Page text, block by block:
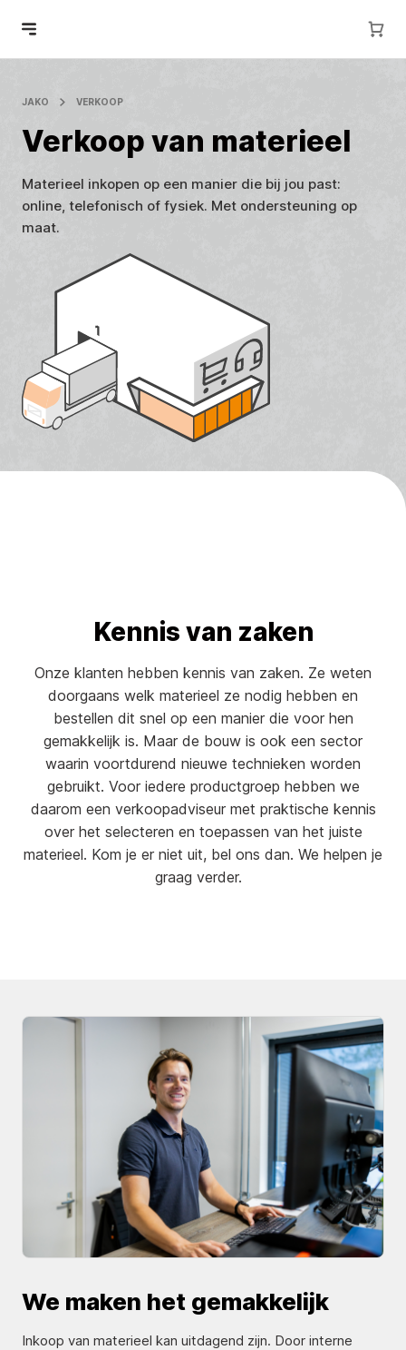
JAKO VERKOOP
Verkoop van materieel
Materieel inkopen op een manier die bij jou past:
online, telefonisch of fysiek. Met ondersteuning op
maat.
Kennis van zaken
Onze klanten hebben kennis van zaken. Ze weten
doorgaans welk materieel ze nodig hebben en
bestellen dit snel op een manier die voor hen
gemakkelijk is. Maar de bouw is ook een sector
waarin voortdurend nieuwe technieken worden
gebruikt. Voor iedere productgroep hebben we
daarom een verkoopadviseur met praktische kennis
over het selecteren en toepassen van het juiste
materieel. Kom je er niet uit, bel ons dan. We helpen je
graag verder.
We maken het gemakkelijk
Inkoop van materieel kan uitdagend zijn. Door interne